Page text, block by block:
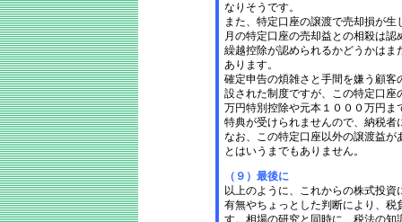
なりそうです。
また、特定口座の譲渡で売却損が
月の特定口座の売却益との相殺は
繰越控除が認められるかどうかは
あります。
確定申告の煩雑さと手間を嫌う顧
設された制度ですが、この特定口
万円特別控除や元本１０００万円
特典が受けられませんので、納税者
なお、この特定口座以外の譲渡益
とはいうまでもありません。
（９）最後に
以上のように、これからの株式投
有無やちょっとした判断により、
す。相場の研究と同時に、税法の